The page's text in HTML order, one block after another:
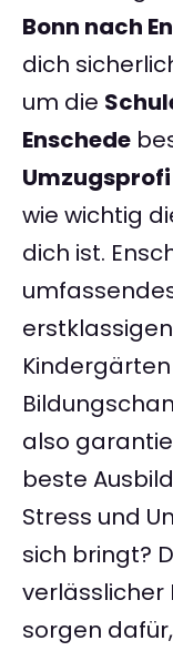
Bonn nach
dich
um die
Enschede
wie wichtig
dich ist.
also
beste
Stress und
sich bringt?
verlässlicher
sorgen